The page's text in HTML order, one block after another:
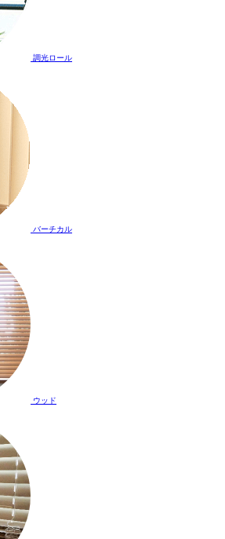
調光ロール
バーチカル
ウッド